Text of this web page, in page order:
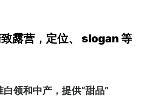
露营，定位、 slogan 等
领和中产，提供“甜品”